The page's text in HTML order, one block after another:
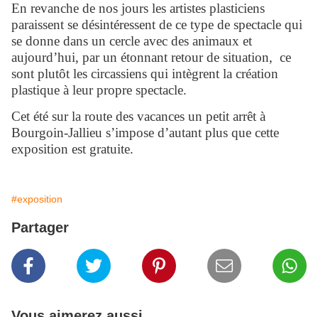
En revanche de nos jours les artistes plasticiens
paraissent se désintéressent de ce type de spectacle qui
se donne dans un cercle avec des animaux et
aujourd’hui, par un étonnant retour de situation, ce
sont plutôt les circassiens qui intègrent la création
plastique à leur propre spectacle.
Cet été sur la route des vacances un petit arrêt à
Bourgoin-Jallieu s’impose d’autant plus que cette
exposition est gratuite.
#exposition
Partager